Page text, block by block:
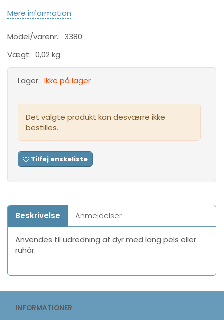
Mere information
Model/varenr.: 3380
Vægt: 0,02 kg
Lager: Ikke på lager
Det valgte produkt kan desværre ikke
bestilles.
Tilføj ønskeliste
Beskrivelse Anmeldelser
Anvendes til udredning af dyr med lang pels eller
ruhår.
INFORMATIONER